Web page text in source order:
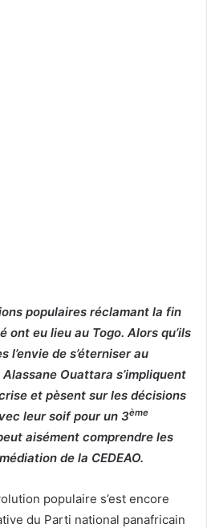
populaires réclamant la fin
ont eu lieu au Togo. Alors qu’ils
l’envie de s’éterniser au
Ouattara s’impliquent
et pèsent sur les décisions
leur soif pour un 3ème
aisément comprendre les
de la CEDEAO.
populaire s’est encore
du Parti national panafricain